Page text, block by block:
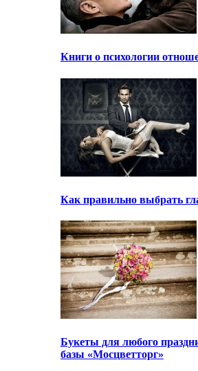
Книги о психологии
Как правильно выбрать
Букеты для любого
базы «Мосцветторг»